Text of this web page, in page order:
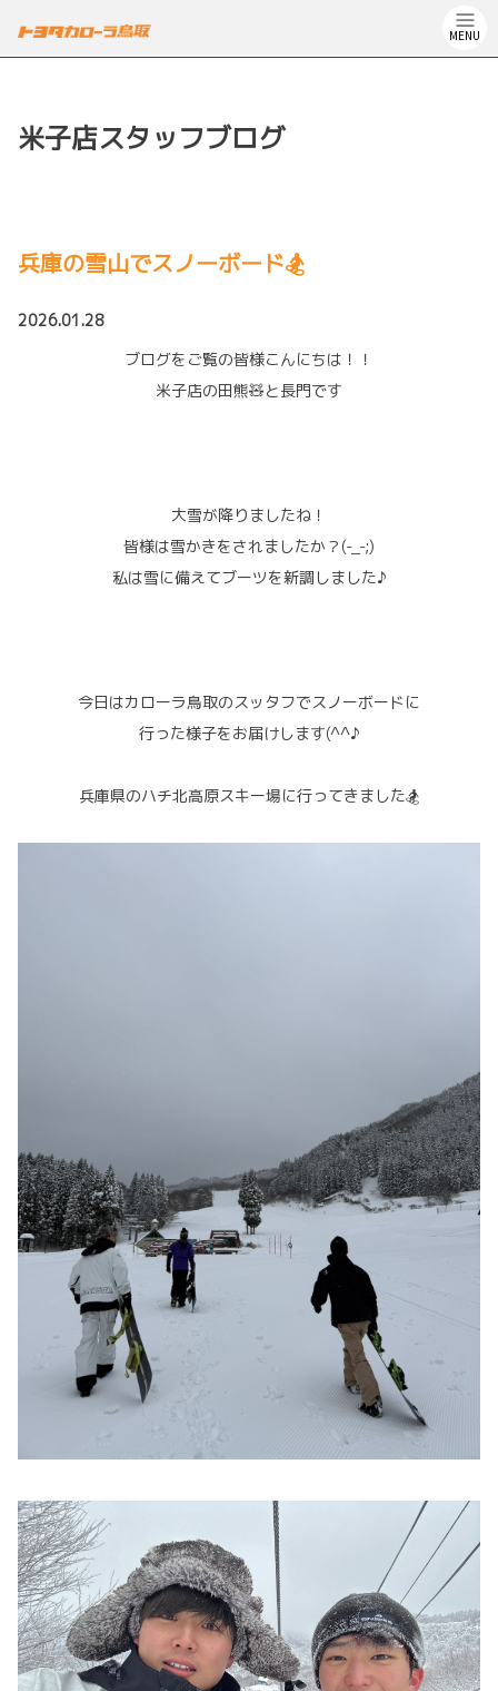
MENU
米子店スタッフブログ
兵庫の雪山でスノーボード🏂
2026.01.28
ブログをご覧の皆様こんにちは！！
米子店の田熊🧸と長門です
大雪が降りましたね！
皆様は雪かきをされましたか？(-_-;)
私は雪に備えてブーツを新調しました♪
今日はカローラ鳥取のスッタフでスノーボードに
行った様子をお届けします(^^♪
兵庫県のハチ北高原スキー場に行ってきました🏂